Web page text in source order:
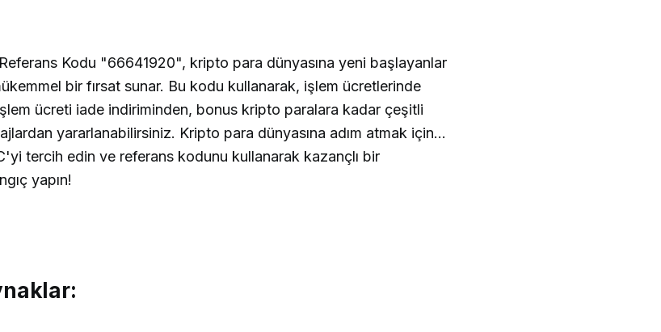
Kodu "66641920", kripto para dünyasına yeni başlayanlar
bir fırsat sunar. Bu kodu kullanarak, işlem ücretlerinde
ücreti iade indiriminden, bonus kripto paralara kadar çeşitli
yararlanabilirsiniz. Kripto para dünyasına adım atmak için
tercih edin ve referans kodunu kullanarak kazançlı bir
yapın!